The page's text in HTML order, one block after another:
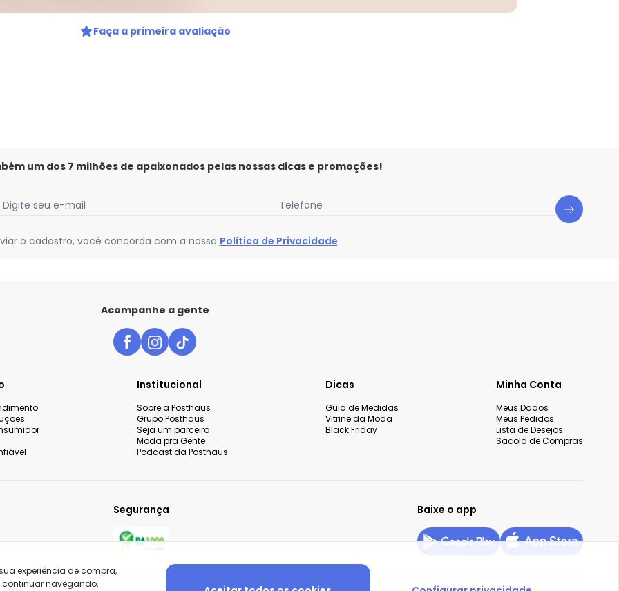
dia do mês, para o menor tamanho disponível.
Faça a primeira avaliação
um dos 7 milhões de apaixonados pelas nossas dicas e promoções!
Digite seu e-mail Telefone
o cadastro, você concorda com a nossa Política de Privacidade
Acompanhe a gente
Institucional
Sobre a Posthaus
Grupo Posthaus
Seja um parceiro
Moda pra Gente
Podcast da Posthaus
Dicas
Guia de Medidas
Vitrine da Moda
Black Friday
Minha Conta
Meus Dados
Meus Pedidos
Lista de Desejos
Sacola de Compras
Segurança Baixe o app
experiência de compra,
continuar navegando,